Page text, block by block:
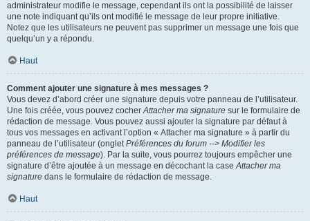
administrateur modifie le message, cependant ils ont la possibilité de laisser
une note indiquant qu’ils ont modifié le message de leur propre initiative.
Notez que les utilisateurs ne peuvent pas supprimer un message une fois que
quelqu’un y a répondu.
Haut
Comment ajouter une signature à mes messages ?
Vous devez d’abord créer une signature depuis votre panneau de l’utilisateur.
Une fois créée, vous pouvez cocherAttacher ma signature sur le formulaire de
rédaction de message. Vous pouvez aussi ajouter la signature par défaut à
tous vos messages en activant l’option « Attacher ma signature » à partir du
panneau de l’utilisateur (ongletPréférences du forum --> Modifier les
préférences de message). Par la suite, vous pourrez toujours empêcher une
signature d’être ajoutée à un message en décochant la caseAttacher ma
signature dans le formulaire de rédaction de message.
Haut